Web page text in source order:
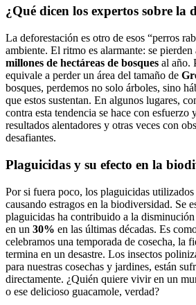
¿Qué dicen los expertos sobre la
La deforestación es otro de esos “perros
ambiente. El ritmo es alarmante: se
millones de hectáreas de bosques al año.
equivale a perder un área del tamaño de
bosques, perdemos no solo árboles, sino
que estos sustentan. En algunos lugares,
contra esta tendencia se hace con esfuerzo
resultados alentadores y otras veces con
desafiantes.
Plaguicidas y su efecto en la
Por si fuera poco, los plaguicidas
causando estragos en la biodiversidad. Se
plaguicidas ha contribuido a la
en un 30% en las últimas décadas. Es
celebramos una temporada de cosecha, la
termina en un desastre. Los insectos
para nuestras cosechas y jardines, están
directamente. ¿Quién quiere vivir en un
o ese delicioso guacamole, verdad?